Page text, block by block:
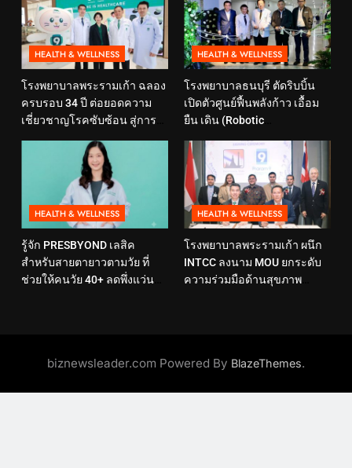
HEALTH & WELLNESS
โรงพยาบาลพระรามเก้า ฉลอง
ครบรอบ 34 ปี ต่อยอดความ
เชี่ยวชาญโรคซับซ้อน สู่การ
โจทย์ไลฟ์สไตล์ ภายใต้แนวคิด
“SELF-CARE IS HEALTHCARE”
HEALTH & WELLNESS
โรงพยาบาลธนบุรี ตัดริบบิ้น
เปิดตัวศูนย์ฟื้นพลังก้าว เอื้อม
ยืน เดิน (Robotic
เทคโนโลยีสุดล้ำ หุ่นยนต์ฝึก
เดิน มาเพิ่มประสิทธิภาพ
HEALTH & WELLNESS
รู้จัก PRESBYOND เลสิค
สำหรับสายตายาวตามวัย ที่
ช่วยให้คนวัย 40+ ลดพึ่งแว่น
HEALTH & WELLNESS
โรงพยาบาลพระรามเก้า ผนึก
INTCC ลงนาม MOU ยกระดับ
ความร่วมมือด้านสุขภาพ
biznewsleader.com Powered By BlazeThemes.